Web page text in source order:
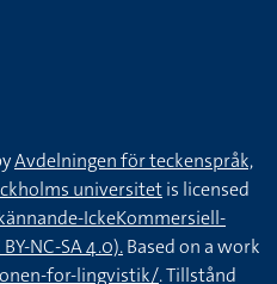
Avdelningen för teckenspråk,
universitetis licensed
IckeKommersiell-
NC-SA 4.0).Based on a work
for-lingvistik/. Tillstånd